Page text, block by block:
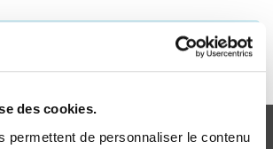
des cookies.
permettent de personnaliser le contenu
pour accéder à cette publication